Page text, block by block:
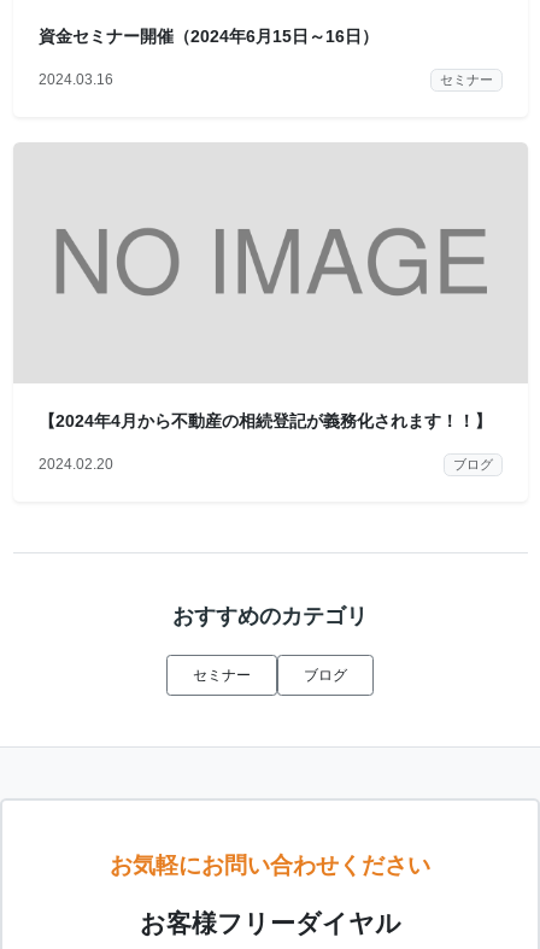
資金セミナー開催（2024年6月15日～16日）
2024.03.16 セミナー
【2024年4月から不動産の相続登記が義務化されます！！】
2024.02.20 ブログ
おすすめのカテゴリ
セミナー ブログ
お気軽にお問い合わせください
お客様フリーダイヤル